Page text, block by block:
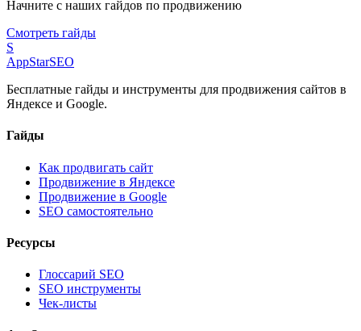
Начните с наших гайдов по продвижению
Смотреть гайды
S
AppStarSEO
Бесплатные гайды и инструменты для продвижения сайтов в
Яндексе и Google.
Гайды
Как продвигать сайт
Продвижение в Яндексе
Продвижение в Google
SEO самостоятельно
Ресурсы
Глоссарий SEO
SEO инструменты
Чек-листы